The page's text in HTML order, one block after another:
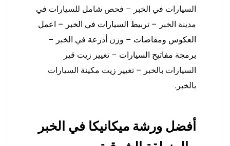
السيارات في الخبر – فحص شامل للسيارات في
مدينة الخبر – تربيط السيارات في الخبر – اعمل
العكوس ومقاصات – وزن أذرعة في الخبر –
برمجة مفاتيح السيارات – تغيير زيت قير
السيارات بالخبر – تغيير زيت مكينة السيارات
بالخبر .
أفضل ورشة ميكانيكا في الخبر